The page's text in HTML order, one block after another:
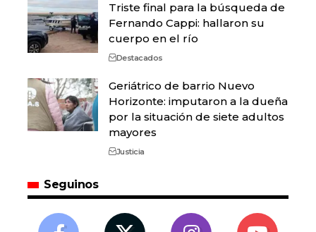
Triste final para la búsqueda de
Fernando Cappi: hallaron su
cuerpo en el río
Destacados
Geriátrico de barrio Nuevo
Horizonte: imputaron a la dueña
por la situación de siete adultos
mayores
Justicia
Seguinos